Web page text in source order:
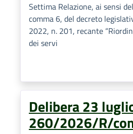
Settima Relazione, ai sensi
comma 6, del decreto
2022, n. 201, recante
dei servi
Delibera 23
260/2026/R/